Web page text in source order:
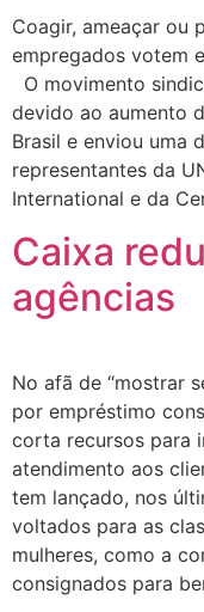
Coagir, ameaçar ou
empregados votem
O movimento
devido ao aumento
Brasil e enviou uma
representantes da
International e da
Caixa
agências
No afã de “mostrar
por empréstimo
corta recursos para
atendimento aos
tem lançado, nos
voltados para as
mulheres, como a
consignados para